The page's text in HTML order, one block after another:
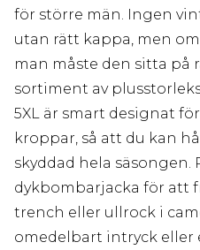
för större män. Ingen
utan rätt kappa, men
man måste den sitta på
sortiment av
5XL är smart designat
kroppar, så att du kan
skyddad hela säsongen.
dykbombarjacka för att
trench eller ullrock i
omedelbart intryck eller